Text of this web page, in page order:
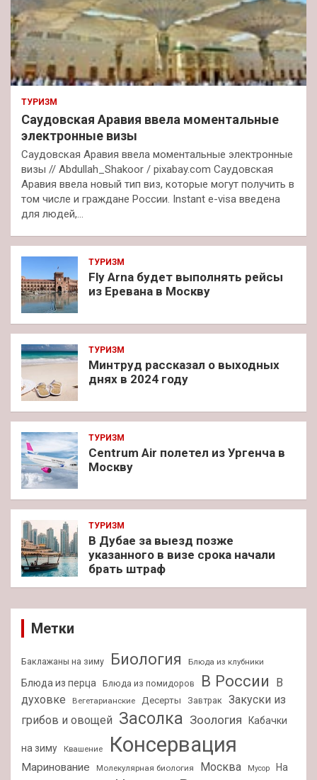
ТУРИЗМ
Саудовская Аравия ввела моментальные
электронные визы
Саудовская Аравия ввела моментальные электронные
визы // Abdullah_Shakoor / pixabay.com Саудовская
Аравия ввела новый тип виз, которые могут получить в
том числе и граждане России. Instant e-visa введена
для людей,…
ТУРИЗМ
Fly Arna будет выполнять рейсы
из Еревана в Москву
ТУРИЗМ
Минтруд рассказал о выходных
днях в 2024 году
ТУРИЗМ
Centrum Air полетел из Ургенча в
Москву
ТУРИЗМ
В Дубае за выезд позже
указанного в визе срока начали
брать штраф
Метки
Баклажаны на зиму Биология Блюда из клубники
Блюда из перца Блюда из помидоров В России
В
духовке
Вегетарианские Десерты Завтрак
Закуски из
грибов и овощей Засолка Зоология Кабачки
на зиму Квашение Консервация
Маринование Молекулярная биология Москва Мусор
На